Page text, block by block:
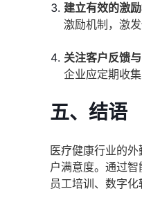
建立有效的激
激励机制，激
关注客户反馈
企业应定期收
五、结语
医疗健康行业的
户满意度。通过
员工培训、数字